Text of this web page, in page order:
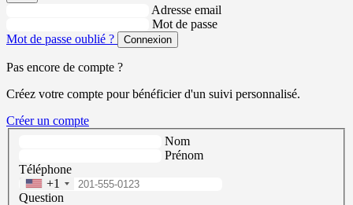
Adresse email
Mot de passe
Mot de passe oublié ?
Connexion
Pas encore de compte ?
Créez votre compte pour bénéficier d'un suivi personnalisé.
Créer un compte
Nom
Prénom
Téléphone
+1
Question